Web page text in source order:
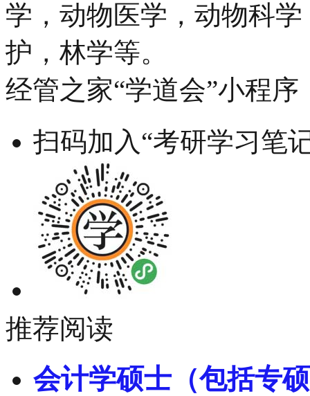
学，动物医学，动物科
护，林学等。
经管之家“学道会”小程序
扫码加入“考研学习笔
推荐阅读
会计学硕士（包括专